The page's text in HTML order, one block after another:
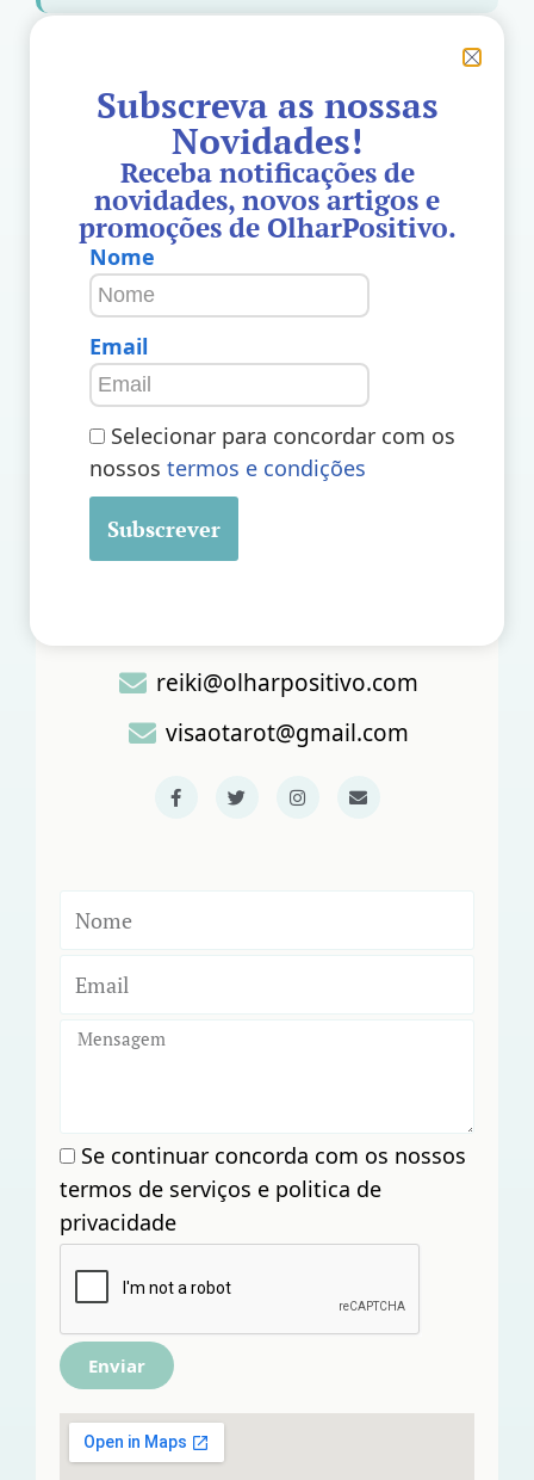
Nota: Esta leitura de tarot é para entretenimento e
reflexão. As cartas oferecem orientação, mas as
escolhas e ações são sempre suas.
Contatos:
reiki@olharpositivo.com
visaotarot@gmail.com
Se continuar concorda com os nossos
termos de serviços e politica de
privacidade
Enviar
Subscreva as nossas
Novidades!
Receba notificações de
novidades, novos artigos e
promoções de OlharPositivo.
Nome
Email
Selecionar para concordar com os
nossos termos e condições